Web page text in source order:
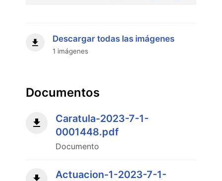
Descargar todas las imágenes
1 imágenes
Documentos
Caratula-2023-7-1-
0001448.pdf
Documento
Actuacion-1-2023-7-1-